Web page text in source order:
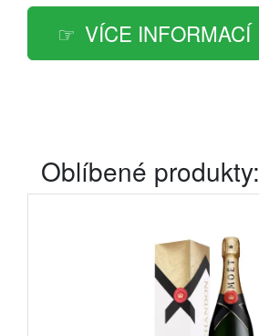
VÍCE INFORMACÍ
Oblíbené produkty: